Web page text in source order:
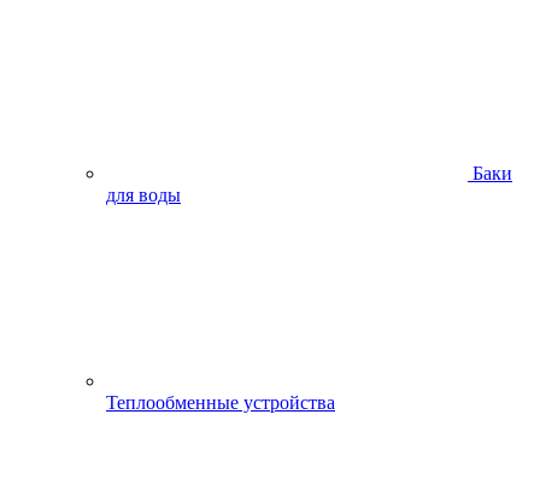
Баки
для воды
Теплообменные устройства